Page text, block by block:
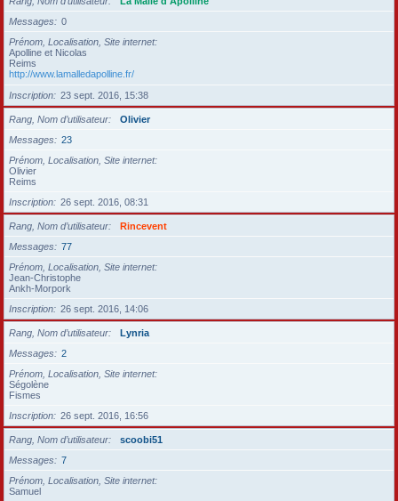
Messages
0
Prénom, Localisation, Site internet
Apolline et Nicolas
Reims
http://www.lamalledapolline.fr/
Inscription
23 sept. 2016, 15:38
Rang, Nom d’utilisateur
Olivier
Messages
23
Prénom, Localisation, Site internet
Olivier
Reims
Inscription
26 sept. 2016, 08:31
Rang, Nom d’utilisateur
Rincevent
Messages
77
Prénom, Localisation, Site internet
Jean-Christophe
Ankh-Morpork
Inscription
26 sept. 2016, 14:06
Rang, Nom d’utilisateur
Lynria
Messages
2
Prénom, Localisation, Site internet
Ségolène
Fismes
Inscription
26 sept. 2016, 16:56
Rang, Nom d’utilisateur
scoobi51
Messages
7
Prénom, Localisation, Site internet
Samuel